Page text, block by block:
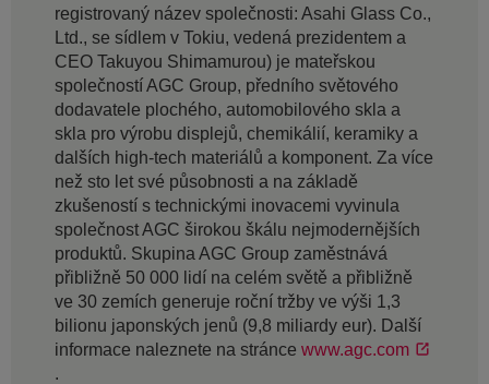
registrovaný název společnosti: Asahi Glass Co.,
Ltd., se sídlem v Tokiu, vedená prezidentem a
CEO Takuyou Shimamurou) je mateřskou
společností AGC Group, předního světového
dodavatele plochého, automobilového skla a
skla pro výrobu displejů, chemikálií, keramiky a
dalších high-tech materiálů a komponent. Za více
než sto let své působnosti a na základě
zkušeností s technickými inovacemi vyvinula
společnost AGC širokou škálu nejmodernějších
produktů. Skupina AGC Group zaměstnává
přibližně 50 000 lidí na celém světě a přibližně
ve 30 zemích generuje roční tržby ve výši 1,3
bilionu japonských jenů (9,8 miliardy eur). Další
informace naleznete na stránce www.agc.com
.